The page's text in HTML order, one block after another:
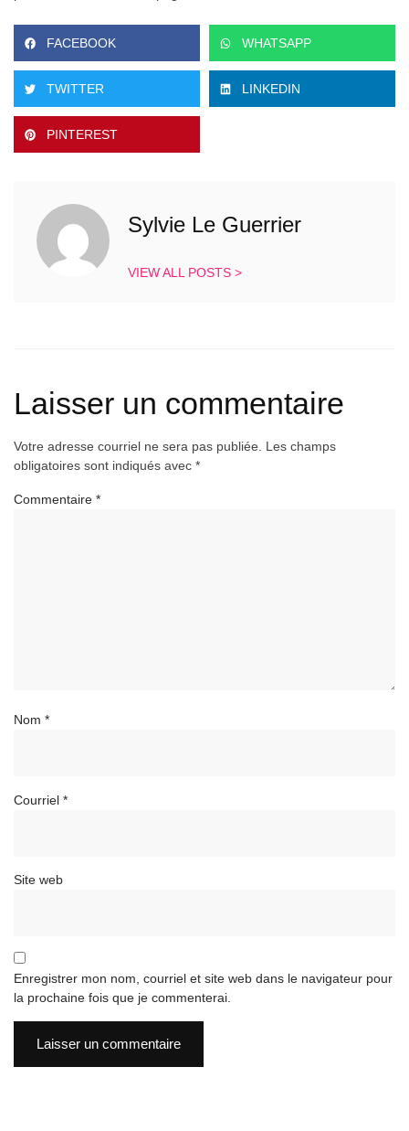
FACEBOOK WHATSAPP
TWITTER LINKEDIN
PINTEREST
Sylvie Le Guerrier
VIEW ALL POSTS >
Laisser un commentaire
Votre adresse courriel ne sera pas publiée.
Les champs
obligatoires sont indiqués avec *
Commentaire *
Nom *
Courriel *
Site web
Enregistrer mon nom, courriel et site web dans le navigateur pour
la prochaine fois que je commenterai.